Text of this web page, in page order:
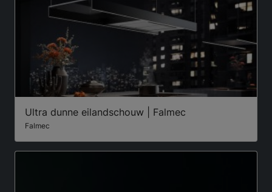
Ultra dunne eilandschouw | Falmec
Falmec